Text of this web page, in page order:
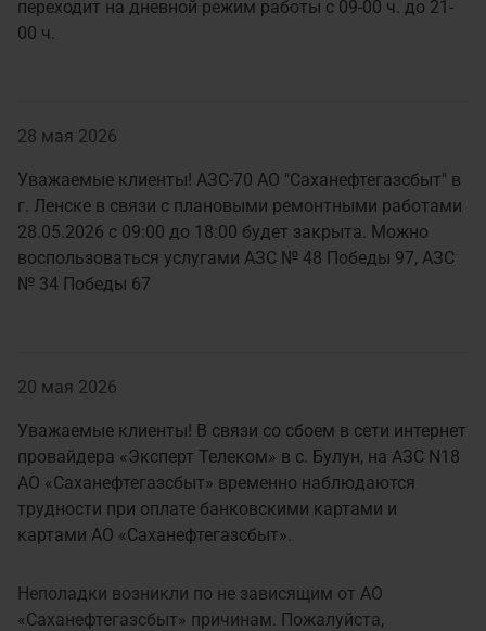
переходит на дневной режим работы с 09-00 ч. до 21-
00 ч.
28 мая 2026
Уважаемые клиенты! АЗС-70 АО "Саханефтегазсбыт" в
г. Ленске в связи с плановыми ремонтными работами
28.05.2026 с 09:00 до 18:00 будет закрыта. Можно
воспользоваться услугами АЗС № 48 Победы 97, АЗС
№ 34 Победы 67
20 мая 2026
Уважаемые клиенты! В связи со сбоем в сети интернет
провайдера «Эксперт Телеком» в с. Булун, на АЗС N18
АО «Саханефтегазсбыт» временно наблюдаются
трудности при оплате банковскими картами и
картами АО «Саханефтегазсбыт».
Неполадки возникли по не зависящим от АО
«Саханефтегазсбыт» причинам. Пожалуйста,